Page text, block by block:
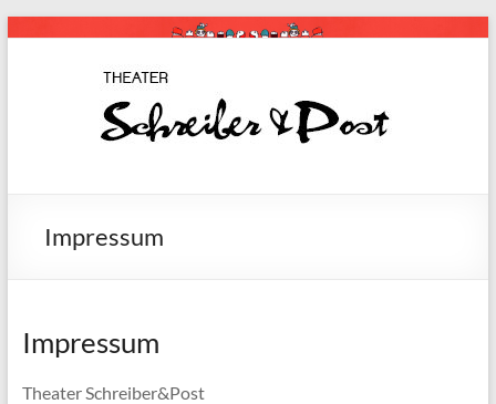
& Post
Impressum
Impressum
Theater Schreiber&Post